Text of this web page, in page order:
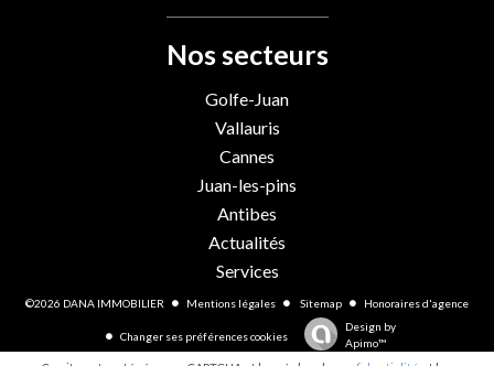
Nos secteurs
Golfe-Juan
Vallauris
Cannes
Juan-les-pins
Antibes
Actualités
Services
©2026 DANA IMMOBILIER Mentions légales Sitemap Honoraires d'agence
Changer ses préférences cookies
Design by
Apimo™